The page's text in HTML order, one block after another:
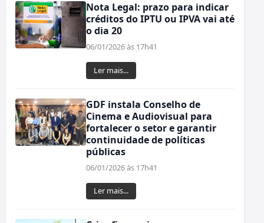
Nota Legal: prazo para indicar
créditos do IPTU ou IPVA vai até
o dia 20
06/01/2026 às 17h41
Ler mais...
GDF instala Conselho de
Cinema e Audiovisual para
fortalecer o setor e garantir
continuidade de políticas
públicas
06/01/2026 às 17h41
Ler mais...